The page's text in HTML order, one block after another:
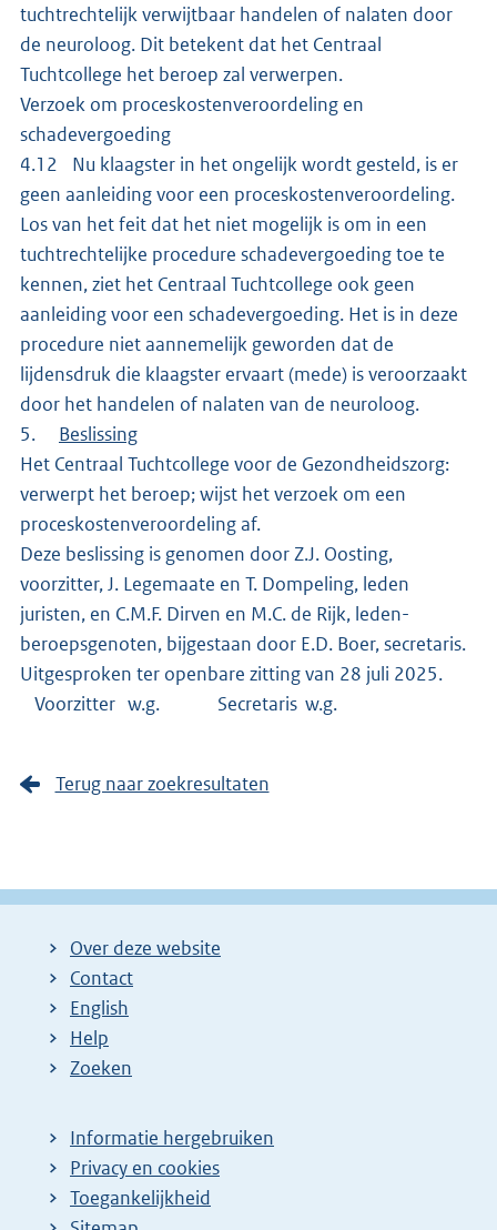
tuchtrechtelijk verwijtbaar handelen of nalaten door
de neuroloog. Dit betekent dat het Centraal
Tuchtcollege het beroep zal verwerpen.
Verzoek om proceskostenveroordeling en
schadevergoeding
4.12 Nu klaagster in het ongelijk wordt gesteld, is er
geen aanleiding voor een proceskostenveroordeling.
Los van het feit dat het niet mogelijk is om in een
tuchtrechtelijke procedure schadevergoeding toe te
kennen, ziet het Centraal Tuchtcollege ook geen
aanleiding voor een schadevergoeding. Het is in deze
procedure niet aannemelijk geworden dat de
lijdensdruk die klaagster ervaart (mede) is veroorzaakt
door het handelen of nalaten van de neuroloog.
5. Beslissing
Het Centraal Tuchtcollege voor de Gezondheidszorg:
verwerpt het beroep; wijst het verzoek om een
proceskostenveroordeling af.
Deze beslissing is genomen door Z.J. Oosting,
voorzitter, J. Legemaate en T. Dompeling, leden
juristen, en C.M.F. Dirven en M.C. de Rijk, leden-
beroepsgenoten, bijgestaan door E.D. Boer, secretaris.
Uitgesproken ter openbare zitting van 28 juli 2025.
Voorzitter w.g. Secretaris w.g.
Terug naar zoekresultaten
Over deze website
Contact
English
Help
Zoeken
Informatie hergebruiken
Privacy en cookies
Toegankelijkheid